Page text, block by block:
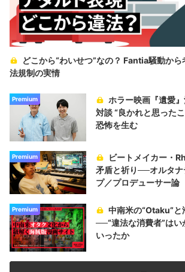
どこから“わいせつ”なの？ Fantia騒動か
法規制の実情
Premium
ホラー映画『遺愛
対談 “良かれと思った
恐怖を生む
Premium
ビートメイカー・
矛盾と祈り──オルタナ
プ／プロデューサー論
Premium
中南米の“Otaku”
──“違法な消費者”はい
いったか